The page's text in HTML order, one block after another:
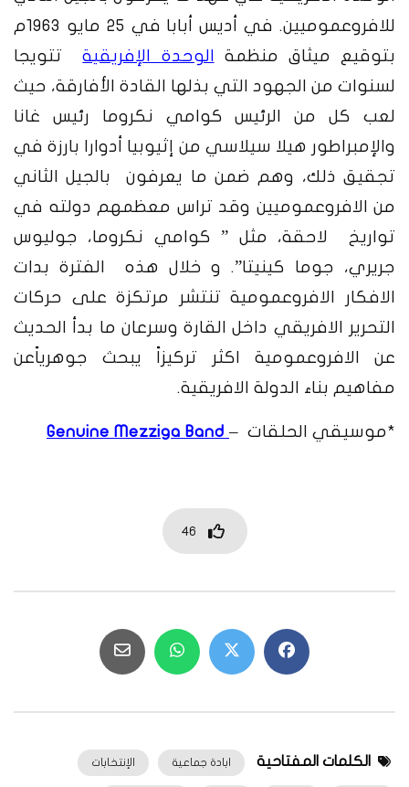
للافروعموميين. في أديس أبابا في 25 مايو 1963م
بتوقيع ميثاق منظمة
الوحدة الإفريقيةتتويجا
لسنوات من الجهود التي بذلها القادة الأفارقة، حيث
لعب كل من الرئيس كوامي نكروما رئيس غانا
والإمبراطور هيلا سيلاسي من إثيوبيا أدوارا بارزة في
تجقيق ذلك، وهم ضمن ما يعرفون
بالجيل الثاني
من الافروعموميين وقد تراس معظمهم دولته في
تواريخ لاحقة، مثل ” كوامي نكروما، جوليوس
جريري، جوما كينيتا”. و خلال هذه الفترة بدات
الافكار الافروعمومية تنتشر مرتكزة على حركات
التحرير الافريقي داخل القارة وسرعان ما بدأ الحديث
عن الافروعمومية اكثر تركيزاً يبحث جوهرياًعن
مفاهيم بناء الدولة الافريقية.
*موسيقي الحلقات –Genuine Mezziga Band
46
الكلمات المفتاحية ابادة جماعية الإنتخابات